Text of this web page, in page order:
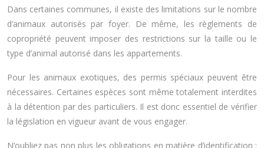
Dans certaines communes, il existe des limitations sur le nombre
d’animaux autorisés par foyer. De même, les règlements de
copropriété peuvent imposer des restrictions sur la taille ou le
type d’animal autorisé dans les appartements.
Pour les animaux exotiques, des permis spéciaux peuvent être
nécessaires. Certaines espèces sont même totalement interdites
à la détention par des particuliers. Il est donc essentiel de vérifier
la législation en vigueur avant de vous engager.
N’oubliez pas non plus les obligations en matière d’identification :